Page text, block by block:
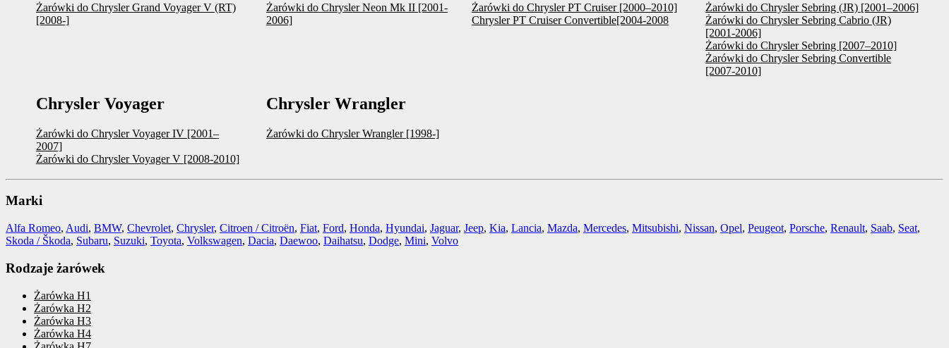
Żarówki do Chrysler Grand Voyager V (RT)
[2008-]
Żarówki do Chrysler Neon Mk II [2001-
2006]
Żarówki do Chrysler PT Cruiser [2000–2010]
Chrysler PT Cruiser Convertible[2004-2008
Żarówki do Chrysler Sebring (JR) [2001–2006]
Żarówki do Chrysler Sebring Cabrio (JR)
[2001-2006]
Żarówki do Chrysler Sebring [2007–2010]
Żarówki do Chrysler Sebring Convertible
[2007-2010]
Chrysler Voyager
Żarówki do Chrysler Voyager IV [2001–
2007]
Żarówki do Chrysler Voyager V [2008-2010]
Chrysler Wrangler
Żarówki do Chrysler Wrangler [1998-]
Marki
Alfa Romeo, Audi, BMW, Chevrolet, Chrysler, Citroen / Citroën, Fiat, Ford, Honda, Hyundai, Jaguar, Jeep, Kia, Lancia, Mazda, Mercedes, Mitsubishi, Nissan, Opel, Peugeot, Porsche, Renault, Saab, Seat,
Skoda / Škoda, Subaru, Suzuki, Toyota, Volkswagen, Dacia, Daewoo, Daihatsu, Dodge, Mini, Volvo
Rodzaje żarówek
Żarówka H1
Żarówka H2
Żarówka H3
Żarówka H4